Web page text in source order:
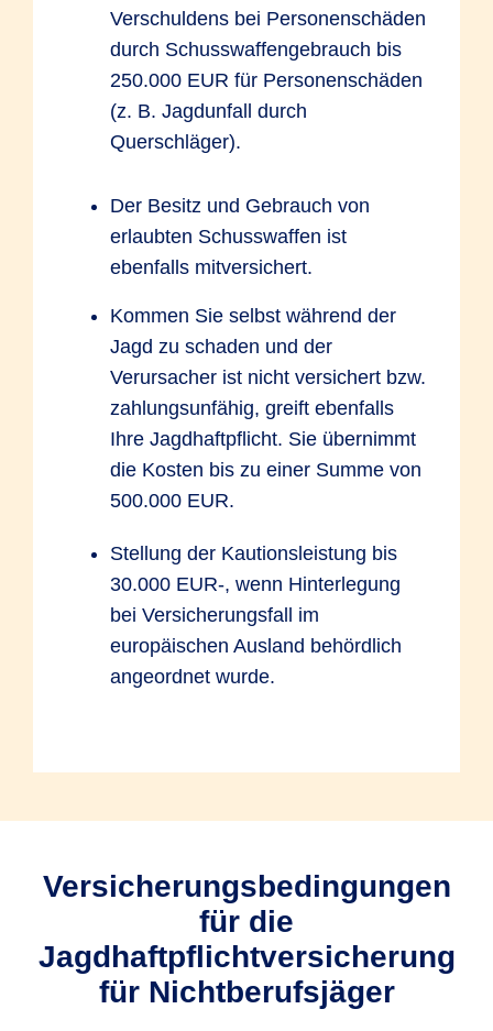
Verschuldens bei Personenschäden
durch Schusswaffengebrauch bis
250.000 EUR für Personenschäden
(z. B. Jagdunfall durch
Querschläger).
Der Besitz und Gebrauch von
erlaubten Schusswaffen ist
ebenfalls mitversichert.
Kommen Sie selbst während der
Jagd zu schaden und der
Verursacher ist nicht versichert bzw.
zahlungsunfähig, greift ebenfalls
Ihre Jagdhaftpflicht. Sie übernimmt
die Kosten bis zu einer Summe von
500.000 EUR.
Stellung der Kautionsleistung bis
30.000 EUR-, wenn Hinterlegung
bei Versicherungsfall im
europäischen Ausland behördlich
angeordnet wurde.
Versicherungsbedingungen
für die
Jagdhaftpflichtversicherung
für Nichtberufsjäger